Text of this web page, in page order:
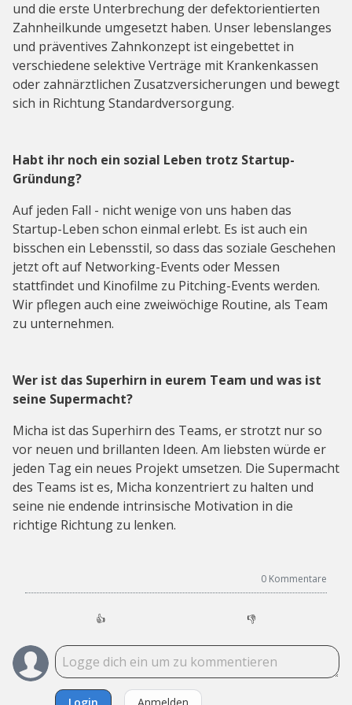
und die erste Unterbrechung der defektorientierten
Zahnheilkunde umgesetzt haben. Unser lebenslanges
und präventives Zahnkonzept ist eingebettet in
verschiedene selektive Verträge mit Krankenkassen
oder zahnärztlichen Zusatzversicherungen und bewegt
sich in Richtung Standardversorgung.
Habt ihr noch ein sozial Leben trotz Startup-
Gründung?
Auf jeden Fall - nicht wenige von uns haben das
Startup-Leben schon einmal erlebt. Es ist auch ein
bisschen ein Lebensstil, so dass das soziale Geschehen
jetzt oft auf Networking-Events oder Messen
stattfindet und Kinofilme zu Pitching-Events werden.
Wir pflegen auch eine zweiwöchige Routine, als Team
zu unternehmen.
Wer ist das Superhirn in eurem Team und was ist
seine Supermacht?
Micha ist das Superhirn des Teams, er strotzt nur so
vor neuen und brillanten Ideen. Am liebsten würde er
jeden Tag ein neues Projekt umsetzen. Die Supermacht
des Teams ist es, Micha konzentriert zu halten und
seine nie endende intrinsische Motivation in die
richtige Richtung zu lenken.
0 Kommentare
👍 👎